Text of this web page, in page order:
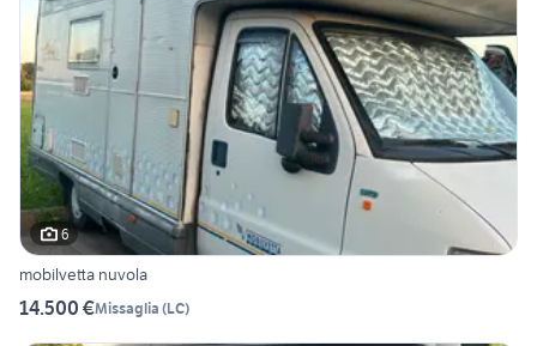
6
mobilvetta nuvola
14.500 €Missaglia (LC)